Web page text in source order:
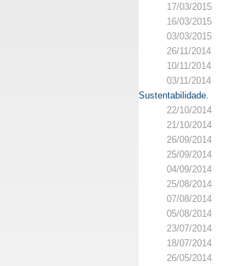
17/03/2015
16/03/2015
03/03/2015
26/11/2014
10/11/2014
03/11/2014
Sustentabilidade.
22/10/2014
21/10/2014
26/09/2014
25/09/2014
04/09/2014
25/08/2014
07/08/2014
05/08/2014
23/07/2014
18/07/2014
26/05/2014